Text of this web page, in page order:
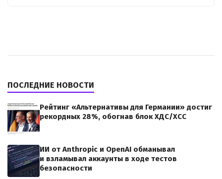
ПОСЛЕДНИЕ НОВОСТИ
Рейтинг «Альтернативы для Германии» достиг
рекордных 28%, обогнав блок ХДС/ХСС
ИИ от Anthropic и OpenAI обманывал
и взламывал аккаунты в ходе тестов
безопасности